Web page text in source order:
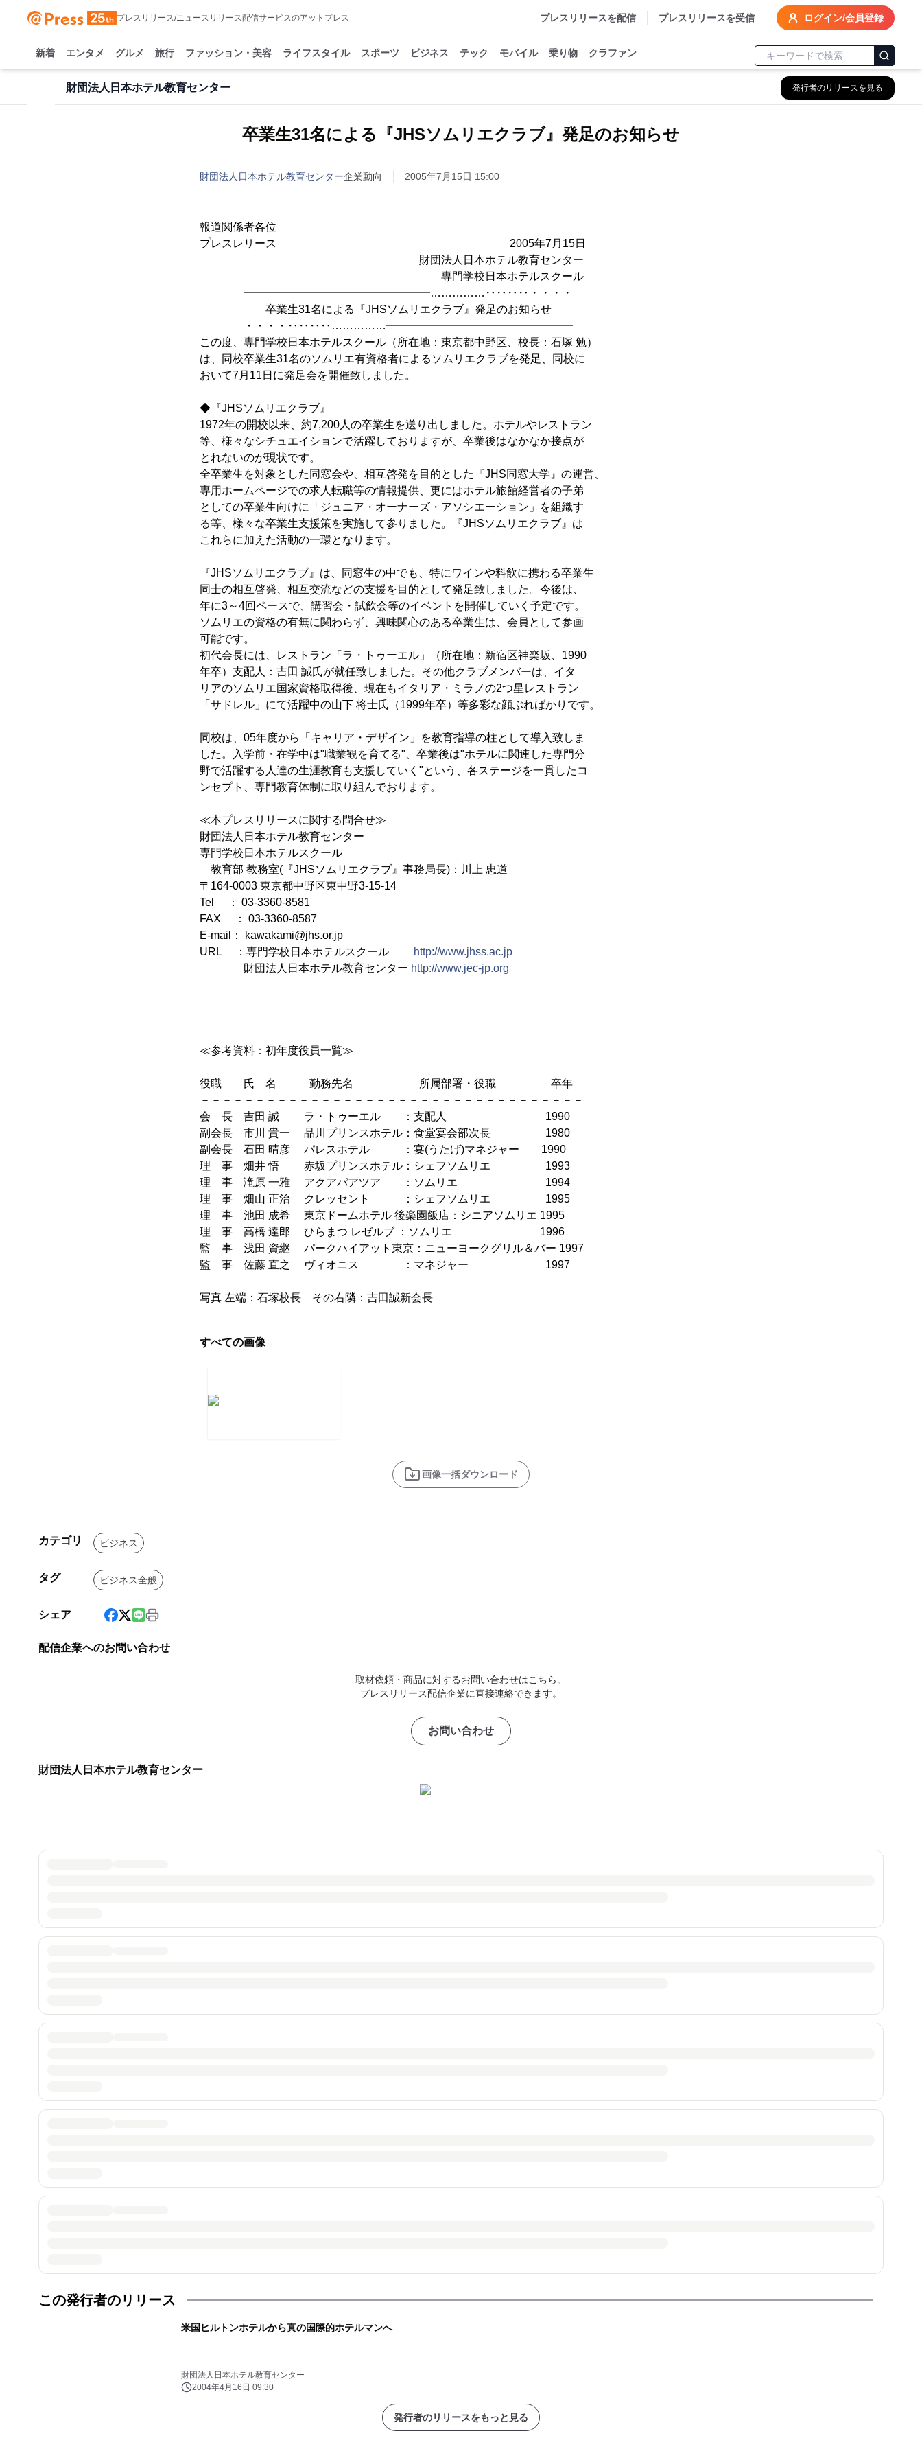
プレスリリース/ニュースリリース配信サービスのアットプレス プレスリリースを配信 プレスリリースを受信 ログイン/会員登録
新着 エンタメ グルメ 旅行 ファッション・美容 ライフスタイル スポーツ ビジネス テック モバイル 乗り物 クラファン
財団法人日本ホテル教育センター 発行者のリリースを見る
卒業生31名による『JHSソムリエクラブ』発足のお知らせ
財団法人日本ホテル教育センター企業動向 2005年7月15日 15:00
報道関係者各位
プレスレリース 2005年7月15日
財団法人日本ホテル教育センター
専門学校日本ホテルスクール
━━━━━━━━━━━━━━━━━……………‥‥‥‥・・・・
卒業生31名による『JHSソムリエクラブ』発足のお知らせ
・・・・‥‥‥‥……………━━━━━━━━━━━━━━━━━
この度、専門学校日本ホテルスクール（所在地：東京都中野区、校長：石塚 勉）
は、同校卒業生31名のソムリエ有資格者によるソムリエクラブを発足、同校に
おいて7月11日に発足会を開催致しました。
◆『JHSソムリエクラブ』
1972年の開校以来、約7,200人の卒業生を送り出しました。ホテルやレストラン
等、様々なシチュエイションで活躍しておりますが、卒業後はなかなか接点が
とれないのが現状です。
全卒業生を対象とした同窓会や、相互啓発を目的とした『JHS同窓大学』の運営、
専用ホームページでの求人転職等の情報提供、更にはホテル旅館経営者の子弟
としての卒業生向けに「ジュニア・オーナーズ・アソシエーション」を組織す
る等、様々な卒業生支援策を実施して参りました。『JHSソムリエクラブ』は
これらに加えた活動の一環となります。
『JHSソムリエクラブ』は、同窓生の中でも、特にワインや料飲に携わる卒業生
同士の相互啓発、相互交流などの支援を目的として発足致しました。今後は、
年に3～4回ペースで、講習会・試飲会等のイベントを開催していく予定です。
ソムリエの資格の有無に関わらず、興味関心のある卒業生は、会員として参画
可能です。
初代会長には、レストラン「ラ・トゥーエル」（所在地：新宿区神楽坂、1990
年卒）支配人：吉田 誠氏が就任致しました。その他クラブメンバーは、イタ
リアのソムリエ国家資格取得後、現在もイタリア・ミラノの2つ星レストラン
「サドレル」にて活躍中の山下 将士氏（1999年卒）等多彩な顔ぶればかりです。
同校は、05年度から「キャリア・デザイン」を教育指導の柱として導入致しま
した。入学前・在学中は"職業観を育てる"、卒業後は"ホテルに関連した専門分
野で活躍する人達の生涯教育も支援していく"という、各ステージを一貫したコ
ンセプト、専門教育体制に取り組んでおります。
≪本プレスリリースに関する問合せ≫
財団法人日本ホテル教育センター
専門学校日本ホテルスクール
教育部 教務室(『JHSソムリエクラブ』事務局長)：川上 忠道
〒164-0003 東京都中野区東中野3-15-14
Tel ： 03-3360-8581
FAX ： 03-3360-8587
E-mail： kawakami@jhs.or.jp
URL ：専門学校日本ホテルスクール
http://www.jhss.ac.jp
財団法人日本ホテル教育センター http://www.jec-jp.org
≪参考資料：初年度役員一覧≫
役職 氏 名 勤務先名 所属部署・役職 卒年
－－－－－－－－－－－－－－－－－－－－－－－－－－－－－－－－－－－
会 長 吉田 誠 ラ・トゥーエル ：支配人 1990
副会長 市川 貴一 品川プリンスホテル：食堂宴会部次長 1980
副会長 石田 晴彦 パレスホテル ：宴(うたげ)マネジャー 1990
理 事 畑井 悟 赤坂プリンスホテル：シェフソムリエ 1993
理 事 滝原 一雅 アクアパアツア ：ソムリエ 1994
理 事 畑山 正治 クレッセント ：シェフソムリエ 1995
理 事 池田 成希 東京ドームホテル 後楽園飯店：シニアソムリエ 1995
理 事 高橋 達郎 ひらまつ レゼルブ ：ソムリエ 1996
監 事 浅田 資継 パークハイアット東京：ニューヨークグリル＆バー 1997
監 事 佐藤 直之 ヴィオニス ：マネジャー 1997
写真 左端：石塚校長 その右隣：吉田誠新会長
すべての画像
画像一括ダウンロード
カテゴリ ビジネス
タグ ビジネス全般
シェア
配信企業へのお問い合わせ
取材依頼・商品に対するお問い合わせはこちら。
プレスリリース配信企業に直接連絡できます。
お問い合わせ
財団法人日本ホテル教育センター
この発行者のリリース
米国ヒルトンホテルから真の国際的ホテルマンへ
財団法人日本ホテル教育センター
2004年4月16日 09:30
発行者のリリースをもっと見る